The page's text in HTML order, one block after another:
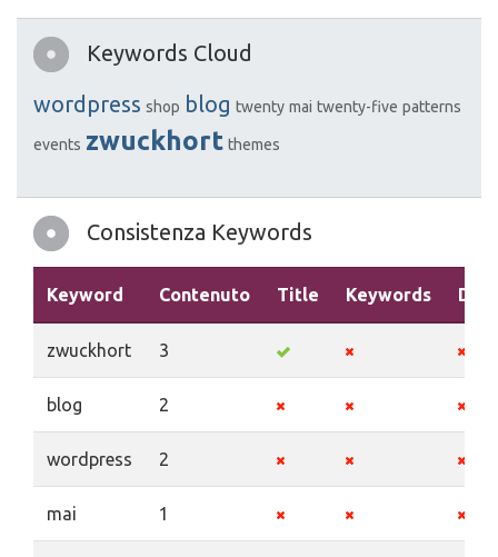
Keywords Cloud
wordpress shop blog twenty mai twenty-five patterns
events zwuckhort themes
Consistenza Keywords
Keyword Contenuto Title Keywords
zwuckhort 3
blog 2
wordpress 2
mai 1